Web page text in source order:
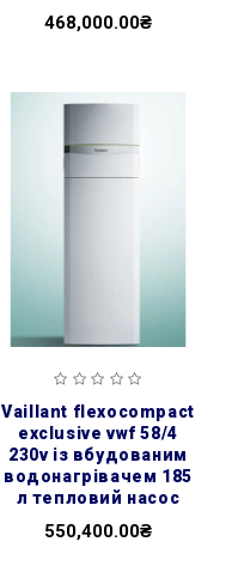
468,000.00₴
vaillant flexocompact
exclusive vwf 58/4
230v із вбудованим
водонагрівачем 185
л тепловий насос
550,400.00₴